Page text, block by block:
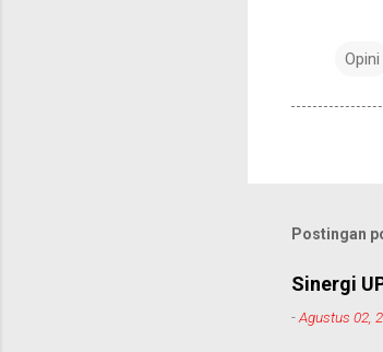
Opini
Postingan
Sinergi
-Agustus 02,